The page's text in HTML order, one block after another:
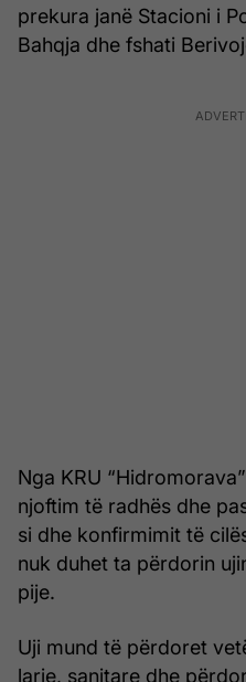
prekura janë Stacioni i
Bahqja dhe fshati
Nga KRU
njoftim të radhës dhe
si dhe konfirmimit të
nuk duhet ta përdorin
pije.
Uji mund të përdoret
larje, sanitare dhe